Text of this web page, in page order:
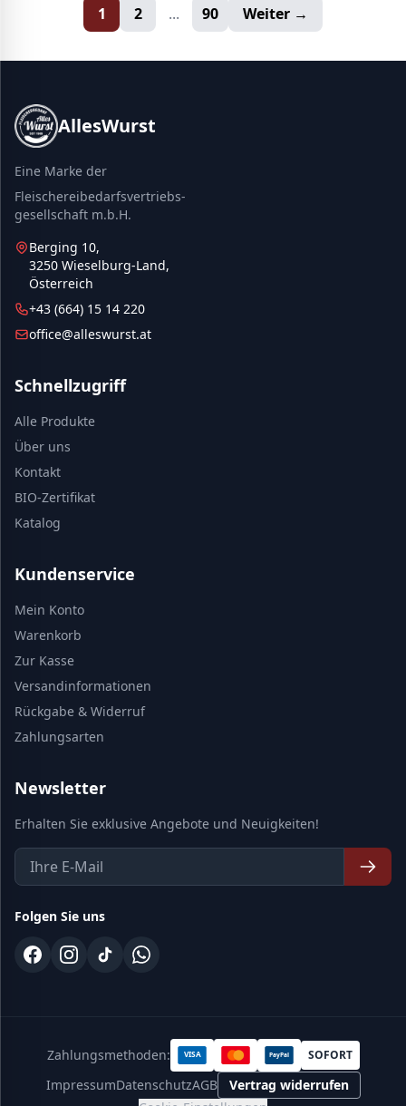
1 2 ... 90 Weiter →
AllesWurst
Eine Marke der
Fleischereibedarfsvertriebs-
gesellschaft m.b.H.
Berging 10,
3250 Wieselburg-Land,
Österreich
+43 (664) 15 14 220
office@alleswurst.at
Schnellzugriff
Alle Produkte
Über uns
Kontakt
BIO-Zertifikat
Katalog
Kundenservice
Mein Konto
Warenkorb
Zur Kasse
Versandinformationen
Rückgabe & Widerruf
Zahlungsarten
Newsletter
Erhalten Sie exklusive Angebote und Neuigkeiten!
Folgen Sie uns
Zahlungsmethoden: VISA PayPal SOFORT
ImpressumDatenschutzAGB
Vertrag widerrufen